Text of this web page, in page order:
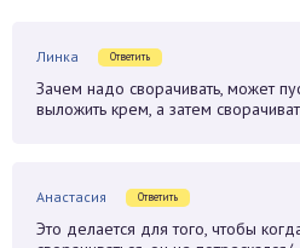
Линка Ответить
Зачем надо сворачивать, может
выложить крем, а затем
Анастасия Ответить
Это делается для того, чтобы